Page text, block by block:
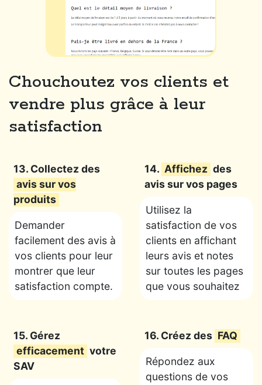
Chouchoutez vos clients et
vendre plus grâce à leur
satisfaction
13. Collectez des
avis sur vos
produits
Demander
facilement des avis à
vos clients pour leur
montrer que leur
satisfaction compte.
14. Affichez des
avis sur vos pages
Utilisez la
satisfaction de vos
clients en affichant
leurs avis et notes
sur toutes les pages
que vous souhaitez
15. Gérez
efficacement votre
SAV
16. Créez des FAQ
Répondez aux
questions de vos